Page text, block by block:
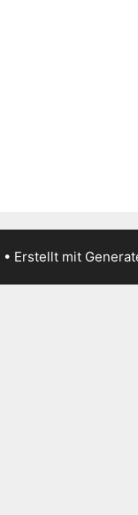
• Erstellt mit